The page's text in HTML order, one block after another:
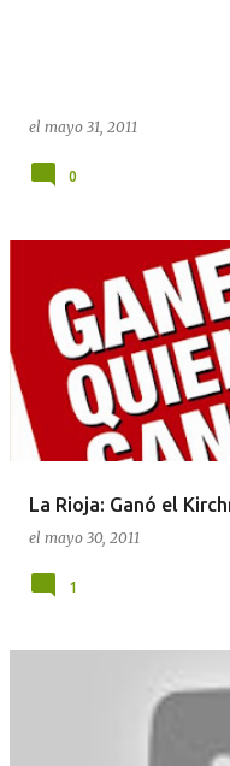
el mayo 31, 2011
0
La Rioja: Ganó el
el mayo 30, 2011
1